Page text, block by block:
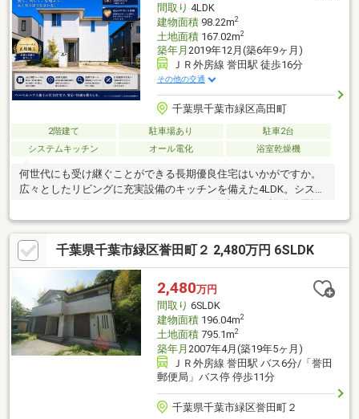
間取り 4LDK
建物面積98.22m2
土地面積167.02m2
築年月 2019年12月(築6年9ヶ月)
ＪＲ外房線 誉田駅 徒歩16分
その他の交通
千葉県千葉市緑区高田町
2階建て 駐車場あり
駐車2台
システムキッチン
オール電化 浴室乾燥機
何世代にも受け継ぐことができる長期優良住宅はいかがですか。
広々としたリビングに充実設備のキッチンを備えた4LDK。システ
環境が整っている中古戸建てはいかがでしょうか。建物面積は
98.22平米となっており広さも十分ではないでしょうか。浴室乾燥
機のあるお風呂場は洗濯物を干すときにも便利です。
千葉県千葉市緑区誉田町２ 2,480万円 6SLDK
2,480万円
間取り 6SLDK
建物面積196.04m2
土地面積795.1m2
築年月 2007年4月(築19年5ヶ月)
ＪＲ外房線 誉田駅 バス6分/「誉田
郵便局」バス停 停歩11分
千葉県千葉市緑区誉田町２